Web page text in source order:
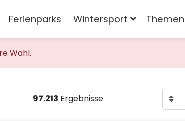
Wahl.
Ferienparks Wintersport Themen
97.213 Ergebnisse